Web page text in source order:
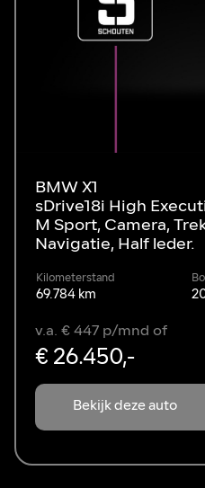
BMW X1
sDrive18i High
M Sport, Camera,
Navigatie, Half leder.
Kilometerstand
69.784 km
Bekijk deze auto
v.a. € 447 p/mnd of
€ 26.450,-